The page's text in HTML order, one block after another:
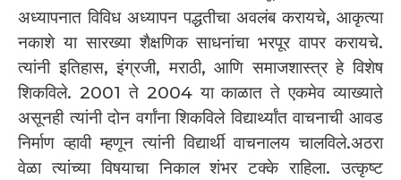
अध्यापनात विविध अध्यापन पद्धतीचा अवलंब करायचे, आकृत्या
नकाशे या सारख्या शैक्षणिक साधनांचा भरपूर वापर करायचे.
त्यांनी इतिहास, इंग्रजी, मराठी, आणि समाजशास्त्र हे विशेष
शिकविले. 2001 ते 2004 या काळात ते एकमेव व्याख्याते
असूनही त्यांनी दोन वर्गांना शिकविले विद्यार्थ्यांत वाचनाची आवड
निर्माण व्हावी म्हणून त्यांनी विद्यार्थी वाचनालय चालविले.अठरा
वेळा त्यांच्या विषयाचा निकाल शंभर टक्के राहिला. उत्कृष्ट